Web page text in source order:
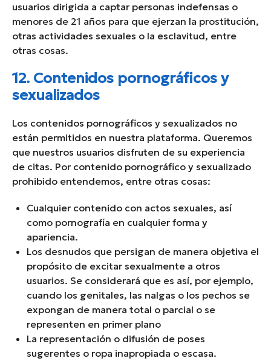
usuarios dirigida a captar personas indefensas o
menores de 21 años para que ejerzan la prostitución,
otras actividades sexuales o la esclavitud, entre
otras cosas.
12. Contenidos pornográficos y
sexualizados
Los contenidos pornográficos y sexualizados no
están permitidos en nuestra plataforma. Queremos
que nuestros usuarios disfruten de su experiencia
de citas. Por contenido pornográfico y sexualizado
prohibido entendemos, entre otras cosas:
Cualquier contenido con actos sexuales, así
como pornografía en cualquier forma y
apariencia.
Los desnudos que persigan de manera objetiva el
propósito de excitar sexualmente a otros
usuarios. Se considerará que es así, por ejemplo,
cuando los genitales, las nalgas o los pechos se
expongan de manera total o parcial o se
representen en primer plano
La representación o difusión de poses
sugerentes o ropa inapropiada o escasa.